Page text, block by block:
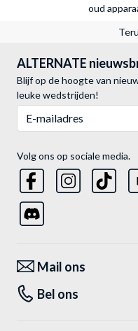
oud
ALTERNATE
Blijf op de hoogte van
leuke wedstrijden!
Volg ons op sociale media.
Mail ons
Bel ons